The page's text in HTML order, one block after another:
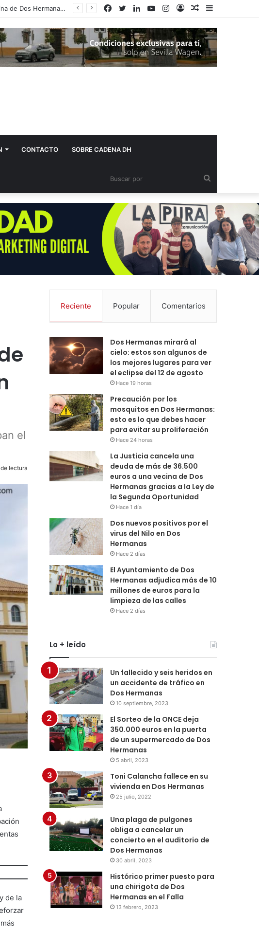
Barra
Publicación
azar
Acceso
Instagram
YouTube
LinkedIn
Twitter
Facebook
CONTACTO SOBRE CADENA DH
por
el
lectura
de la
Reciente Popular Comentarios
Dos Hermanas mirará al
cielo: estos son algunos de
los mejores lugares para ver
el eclipse del 12 de agosto
Hace 19 horas
Precaución por los
mosquitos en Dos Hermanas:
esto es lo que debes hacer
para evitar su proliferación
Hace 24 horas
La Justicia cancela una
deuda de más de 36.500
euros a una vecina de Dos
Hermanas gracias a la Ley de
la Segunda Oportunidad
Hace 1 día
Dos nuevos positivos por el
virus del Nilo en Dos
Hermanas
Hace 2 días
El Ayuntamiento de Dos
Hermanas adjudica más de 10
millones de euros para la
limpieza de las calles
Hace 2 días
Lo + leído
Un fallecido y seis heridos en
un accidente de tráfico en
Dos Hermanas
10 septiembre, 2023
El Sorteo de la ONCE deja
350.000 euros en la puerta
de un supermercado de Dos
Hermanas
5 abril, 2023
Toni Calancha fallece en su
vivienda en Dos Hermanas
25 julio, 2022
Una plaga de pulgones
obliga a cancelar un
concierto en el auditorio de
Dos Hermanas
30 abril, 2023
Histórico primer puesto para
una chirigota de Dos
Hermanas en el Falla
13 febrero, 2023